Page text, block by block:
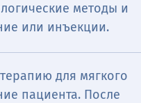
методы и
или инъекции.
для мягкого
пациента. После